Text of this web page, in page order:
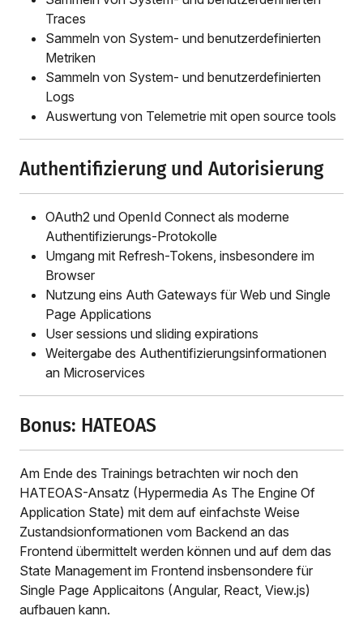
Traces
Sammeln von System- und benutzerdefinierten
Metriken
Sammeln von System- und benutzerdefinierten
Logs
Auswertung von Telemetrie mit open source tools
Authentifizierung und Autorisierung
OAuth2 und OpenId Connect als moderne
Authentifizierungs-Protokolle
Umgang mit Refresh-Tokens, insbesondere im
Browser
Nutzung eins Auth Gateways für Web und Single
Page Applications
User sessions und sliding expirations
Weitergabe des Authentifizierungsinformationen
an Microservices
Bonus: HATEOAS
Am Ende des Trainings betrachten wir noch den
HATEOAS-Ansatz (Hypermedia As The Engine Of
Application State) mit dem auf einfachste Weise
Zustandsionformationen vom Backend an das
Frontend übermittelt werden können und auf dem das
State Management im Frontend insbensondere für
Single Page Applicaitons (Angular, React, View.js)
aufbauen kann.